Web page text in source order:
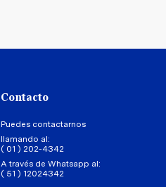
Contacto
Puedes contactarnos
llamando al:
( 01 ) 202-4342
A través de Whatsapp al:
( 51 ) 12024342